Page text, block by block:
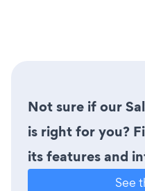
Not sure if our
is right for you?
its features and
See